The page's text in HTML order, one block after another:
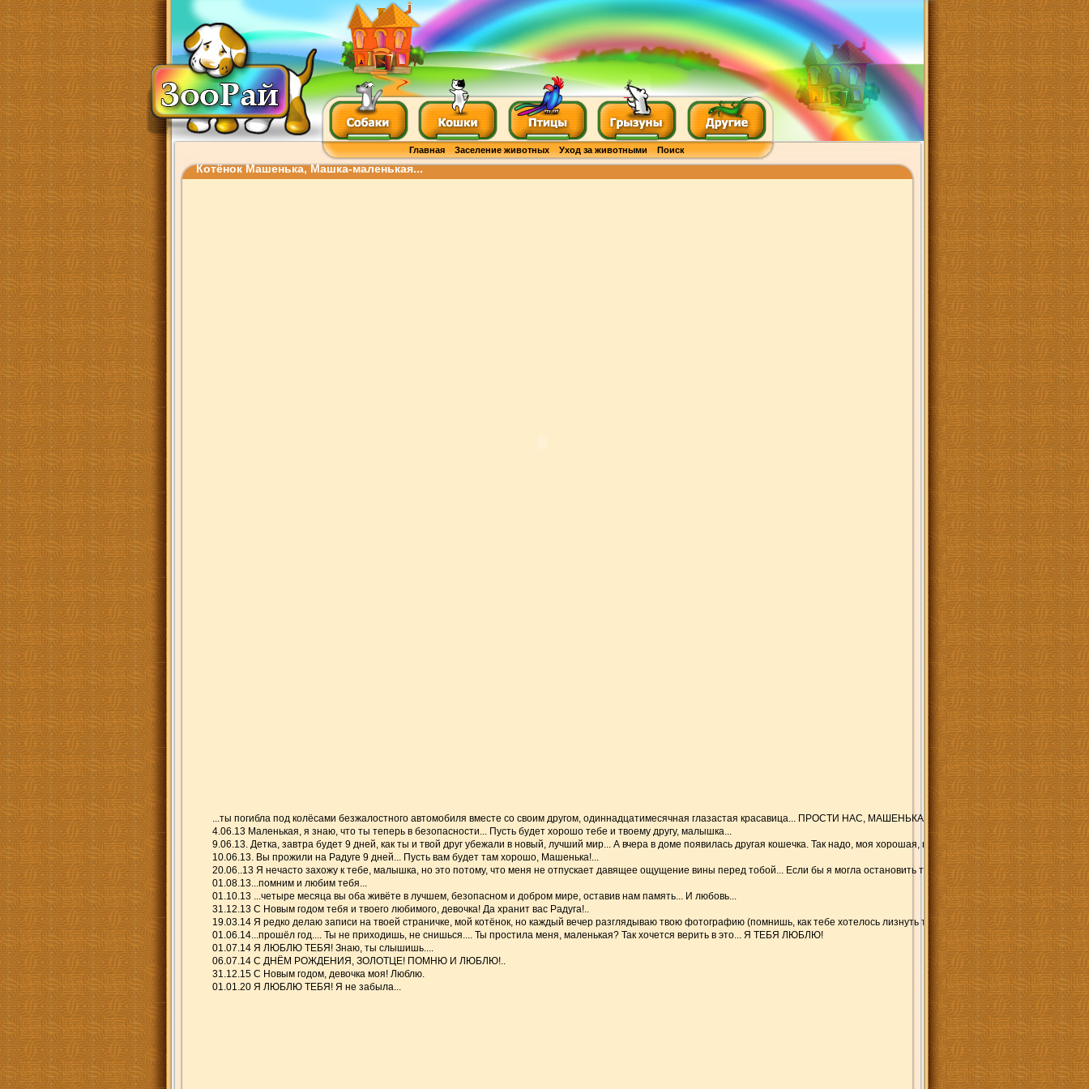
Главная Заселение животных Уход за животными Поиск
Котёнок Машенька, Машка-маленькая...
...ты погибла под колёсами безжалостного автомобиля вместе со своим другом, одиннадцатимесячная глазастая красавица... ПРОСТИ НАС, МАШЕНЬКА! Мой брат принёс тебя со
4.06.13 Маленькая, я знаю, что ты теперь в безопасности... Пусть будет хорошо тебе и твоему другу, малышка...
9.06.13. Детка, завтра будет 9 дней, как ты и твой друг убежали в новый, лучший мир... А вчера в доме появилась другая кошечка. Так надо, моя хорошая, понимаешь, НАДО... А о тебе мы
10.06.13. Вы прожили на Радуге 9 дней... Пусть вам будет там хорошо, Машенька!...
20.06..13 Я нечасто захожу к тебе, малышка, но это потому, что меня не отпускает давящее ощущение вины перед тобой... Если бы я могла остановить ту машину...
01.08.13...помним и любим тебя...
01.10.13 ...четыре месяца вы оба живёте в лучшем, безопасном и добром мире, оставив нам память... И любовь...
31.12.13 С Новым годом тебя и твоего любимого, девочка! Да хранит вас Радуга!..
19.03.14 Я редко делаю записи на твоей страничке, мой котёнок, но каждый вечер разглядываю твою фотографию (помнишь, как тебе хотелось лизнуть телефон?) и безмолвно
01.06.14...прошёл год.... Ты не приходишь, не снишься.... Ты простила меня, маленькая? Так хочется верить в это... Я ТЕБЯ ЛЮБЛЮ!
01.07.14 Я ЛЮБЛЮ ТЕБЯ! Знаю, ты слышишь....
06.07.14 С ДНЁМ РОЖДЕНИЯ, ЗОЛОТЦЕ! ПОМНЮ И ЛЮБЛЮ!..
31.12.15 С Новым годом, девочка моя! Люблю.
01.01.20 Я ЛЮБЛЮ ТЕБЯ! Я не забыла...